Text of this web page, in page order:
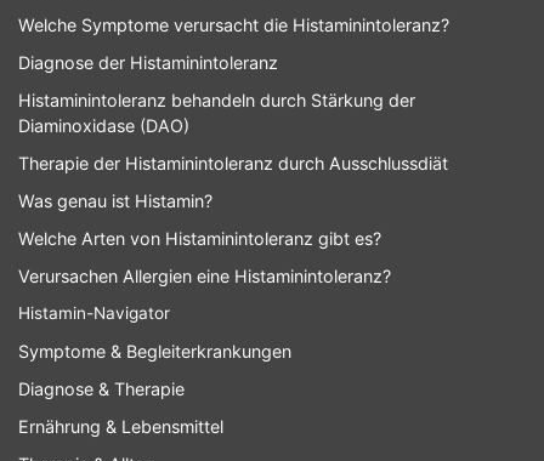
Welche Symptome verursacht die Histaminintoleranz?
Diagnose der Histaminintoleranz
Histaminintoleranz behandeln durch Stärkung der
Diaminoxidase (DAO)
Therapie der Histaminintoleranz durch Ausschlussdiät
Was genau ist Histamin?
Welche Arten von Histaminintoleranz gibt es?
Verursachen Allergien eine Histaminintoleranz?
Histamin-Navigator
Symptome & Begleiterkrankungen
Diagnose & Therapie
Ernährung & Lebensmittel